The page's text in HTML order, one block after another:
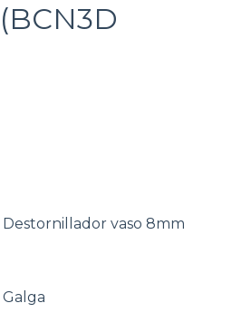
Destornillador vaso 8mm
Galga